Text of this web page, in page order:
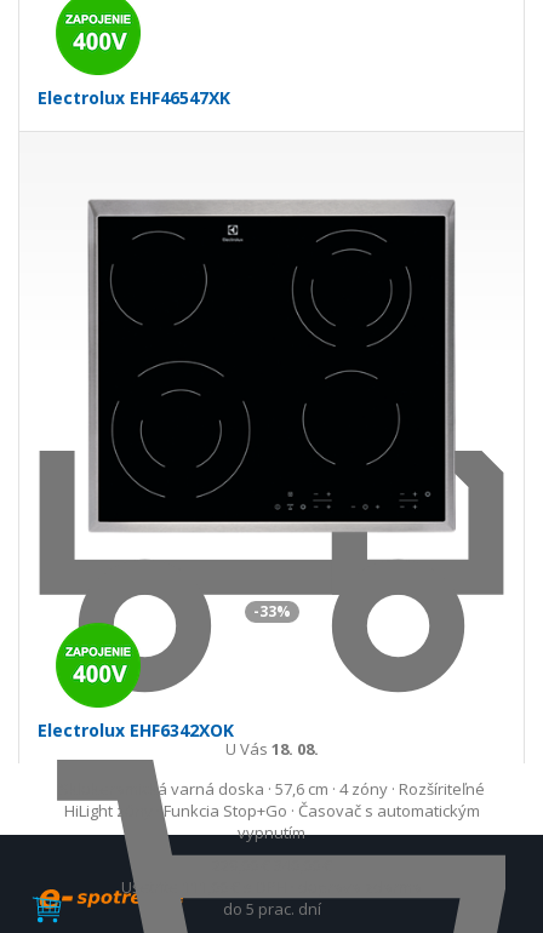
Electrolux EHF46547XK
269,00 €399,00 €
Ušetríte 130,00 €
s DPH · doprava zdarma
U Vás 18. 08.
-33%
Electrolux EHF6342XOK
Sklokeramická varná doska · 57,6 cm · 4 zóny · Rozšíriteľné
HiLight zóny · Funkcia Stop+Go · Časovač s automatickým
vypnutím
Ušetríte 111,00 €
do 5 prac. dní